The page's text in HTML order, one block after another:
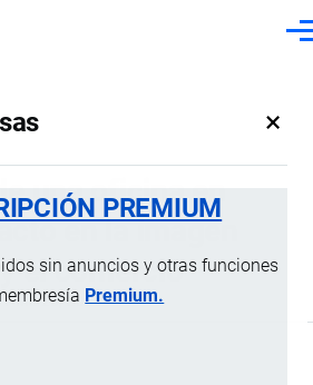
×
PREMIUM
sin anuncios y otras funciones
Premium.
una oficina en
en la imagen
el comercio
Marzo, 2026